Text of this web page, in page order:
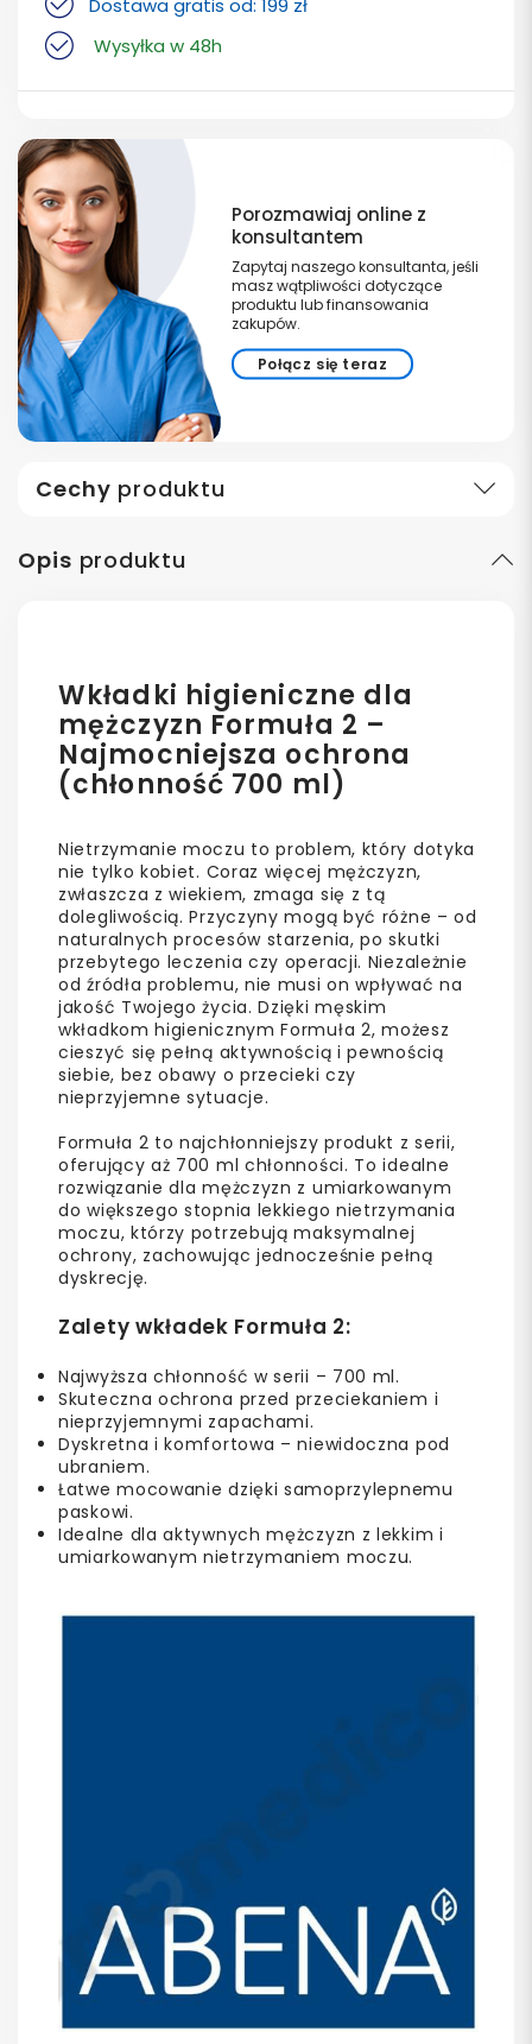
Wysyłka w 48h
Porozmawiaj online z
konsultantem
Zapytaj naszego konsultanta, jeśli
masz wątpliwości dotyczące
produktu lub finansowania
zakupów.
Połącz się teraz
Cechy produktu
Opis produktu
Wkładki higieniczne dla
mężczyzn Formuła 2 –
Najmocniejsza ochrona
(chłonność 700 ml)
Nietrzymanie moczu to problem, który dotyka
nie tylko kobiet. Coraz więcej mężczyzn,
zwłaszcza z wiekiem, zmaga się z tą
dolegliwością. Przyczyny mogą być różne – od
naturalnych procesów starzenia, po skutki
przebytego leczenia czy operacji. Niezależnie
od źródła problemu, nie musi on wpływać na
jakość Twojego życia. Dzięki męskim
wkładkom higienicznym Formuła 2, możesz
cieszyć się pełną aktywnością i pewnością
siebie, bez obawy o przecieki czy
nieprzyjemne sytuacje.
Formuła 2 to najchłonniejszy produkt z serii,
oferujący aż 700 ml chłonności. To idealne
rozwiązanie dla mężczyzn z umiarkowanym
do większego stopnia lekkiego nietrzymania
moczu, którzy potrzebują maksymalnej
ochrony, zachowując jednocześnie pełną
dyskrecję.
Zalety wkładek Formuła 2:
Najwyższa chłonność w serii – 700 ml.
Skuteczna ochrona przed przeciekaniem i
nieprzyjemnymi zapachami.
Dyskretna i komfortowa – niewidoczna pod
ubraniem.
Łatwe mocowanie dzięki samoprzylepnemu
paskowi.
Idealne dla aktywnych mężczyzn z lekkim i
umiarkowanym nietrzymaniem moczu.